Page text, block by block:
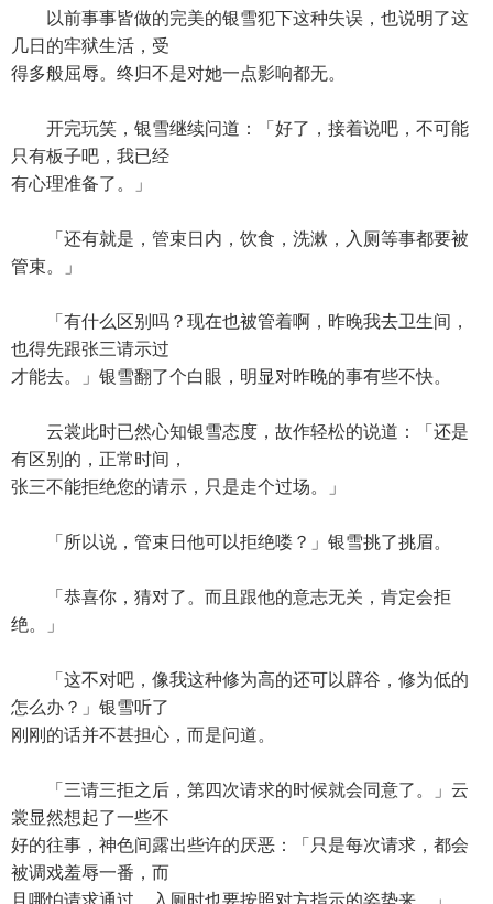
以前事事皆做的完美的银雪犯下这种失误，也说明了这
几日的牢狱生活，受
得多般屈辱。终归不是对她一点影响都无。
开完玩笑，银雪继续问道：「好了，接着说吧，不可能
只有板子吧，我已经
有心理准备了。」
「还有就是，管束日内，饮食，洗漱，入厕等事都要被
管束。」
「有什么区别吗？现在也被管着啊，昨晚我去卫生间，
也得先跟张三请示过
才能去。」银雪翻了个白眼，明显对昨晚的事有些不快。
云裳此时已然心知银雪态度，故作轻松的说道：「还是
有区别的，正常时间，
张三不能拒绝您的请示，只是走个过场。」
「所以说，管束日他可以拒绝喽？」银雪挑了挑眉。
「恭喜你，猜对了。而且跟他的意志无关，肯定会拒
绝。」
「这不对吧，像我这种修为高的还可以辟谷，修为低的
怎么办？」银雪听了
刚刚的话并不甚担心，而是问道。
「三请三拒之后，第四次请求的时候就会同意了。」云
裳显然想起了一些不
好的往事，神色间露出些许的厌恶：「只是每次请求，都会
被调戏羞辱一番，而
且哪怕请求通过，入厕时也要按照对方指示的姿势来。」